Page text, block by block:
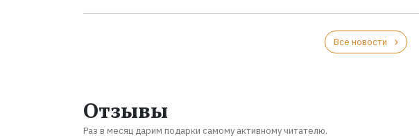
Все новости
Отзывы
Раз в месяц дарим подарки самому активному читателю.